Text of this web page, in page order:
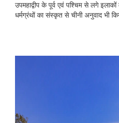
उपमहाद्वीप के पूर्व एवं पश्चिम से लगे इलाकों
धर्मग्रंथों का संस्कृत से चीनी अनुवाद भी